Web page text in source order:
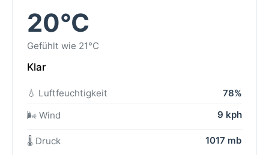
20°C
Gefühlt wie 21°C
Klar
💧 Luftfeuchtigkeit
78%
🌬️ Wind
9 kph
🌡️ Druck 1017 mb